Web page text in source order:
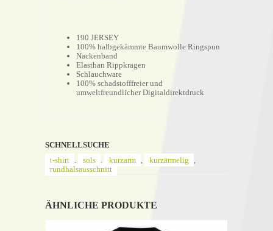
190 JERSEY
100% halbgekämmte Baumwolle Ringspun
Nackenband
Elasthan Rippkragen
Schlauchware
100% schadstofffreier und
umweltfreundlicher Digitaldirektdruck
SCHNELLSUCHE
t-shirt
sols kurzarm kurzärmelig
rundhalsausschnitt
ÄHNLICHE PRODUKTE